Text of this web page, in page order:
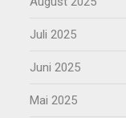
Juli 2025
Juni 2025
Mai 2025